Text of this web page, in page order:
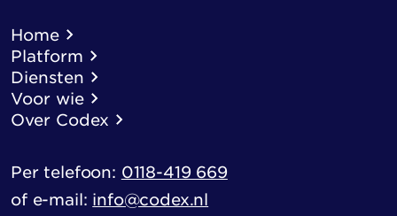
Home
Platform
Diensten
Voor wie
Over Codex
Per telefoon: 0118-419 669
of e-mail: info@codex.nl